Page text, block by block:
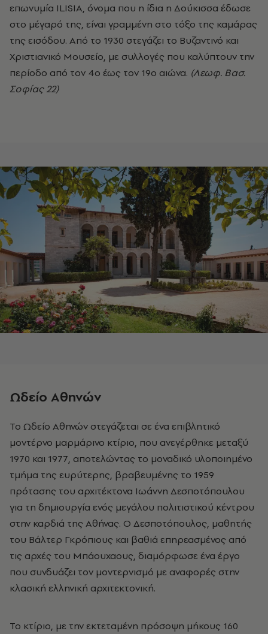
επωνυμία ILISIA, όνομα που η ίδια η Δούκισσα έδωσε
στο μέγαρό της, είναι γραμμένη στο τόξο της καμάρας
της εισόδου. Από το 1930 στεγάζει το Βυζαντινό και
Χριστιανικό Μουσείο, με συλλογές που καλύπτουν την
περίοδο από τον 4ο έως τον 19ο αιώνα. (Λεωφ. Βασ.
Σοφίας 22)
Ωδείο Αθηνών
Το Ωδείο Αθηνών στεγάζεται σε ένα επιβλητικό
μοντέρνο μαρμάρινο κτίριο, που ανεγέρθηκε μεταξύ
1970 και 1977, αποτελώντας το μοναδικό υλοποιημένο
τμήμα της ευρύτερης, βραβευμένης το 1959
πρότασης του αρχιτέκτονα Ιωάννη Δεσποτόπουλου
για τη δημιουργία ενός μεγάλου πολιτιστικού κέντρου
στην καρδιά της Αθήνας. Ο Δεσποτόπουλος, μαθητής
του Βάλτερ Γκρόπιους και βαθιά επηρεασμένος από
τις αρχές του Μπάουχαους, διαμόρφωσε ένα έργο
που συνδυάζει τον μοντερνισμό με αναφορές στην
κλασική ελληνική αρχιτεκτονική.
Το κτίριο, με την εκτεταμένη πρόσοψη μήκους 160